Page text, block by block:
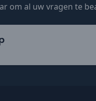
om al uw vragen te